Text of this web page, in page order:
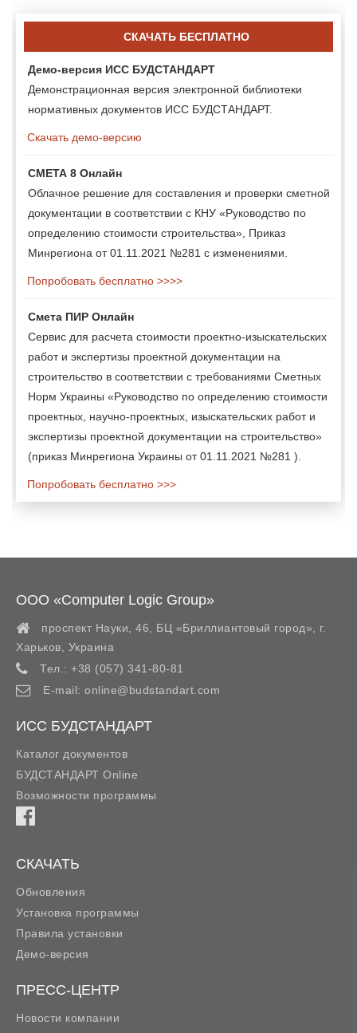
СКАЧАТЬ БЕСПЛАТНО
Демо-версия ИСС БУДСТАНДАРТ
Демонстрационная версия электронной библиотеки
нормативных документов ИСС БУДСТАНДАРТ.
Скачать демо-версию
СМЕТА 8 Онлайн
Облачное решение для составления и проверки сметной
документации в соответствии с КНУ «Руководство по
определению стоимости строительства», Приказ
Минрегиона от 01.11.2021 №281 с изменениями.
Попробовать бесплатно >>>>
Смета ПИР Онлайн
Сервис для расчета стоимости проектно-изыскательских
работ и экспертизы проектной документации на
строительство в соответствии с требованиями Сметных
Норм Украины «Руководство по определению стоимости
проектных, научно-проектных, изыскательских работ и
экспертизы проектной документации на строительство»
(приказ Минрегиона Украины от 01.11.2021 №281 ).
Попробовать бесплатно >>>
ООО «Computer Logic Group»
проспект Науки, 46, БЦ «Бриллиантовый город»,
г.
Харьков
Украина
Тел.: +38 (057) 341-80-81
E-mail: online@budstandart.com
ИСС БУДСТАНДАРТ
Каталог документов
БУДСТАНДАРТ Online
Возможности программы
СКАЧАТЬ
Обновления
Установка программы
Правила установки
Демо-версия
ПРЕСС-ЦЕНТР
Новости компании